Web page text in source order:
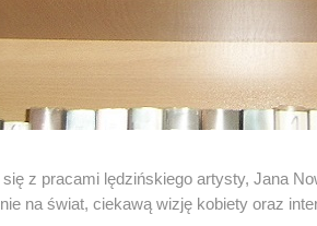
z pracami lędzińskiego artysty, Jana
na świat, ciekawą wizję kobiety oraz